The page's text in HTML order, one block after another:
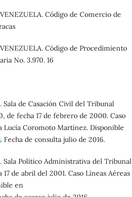
Código de Comercio de
Código de Procedimiento
No. 3.970. 16
Sala de Casación Civil del Tribunal
de fecha 17 de febrero de 2000. Caso
Lucía Coromoto Martínez. Disponible
. Fecha de consulta julio de 2016.
Sala Político Administrativa del Tribunal
de abril del 2001. Caso Líneas Aéreas
en